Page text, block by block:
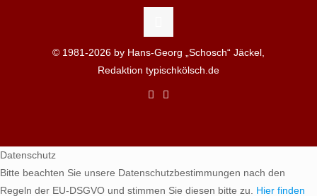
© 1981-2026 by Hans-Georg „Schosch“ Jäckel,
Redaktion typischkölsch.de
Datenschutz
Bitte beachten Sie unsere Datenschutzbestimmungen nach den
Regeln der EU-DSGVO und stimmen Sie diesen bitte zu. Hier finden